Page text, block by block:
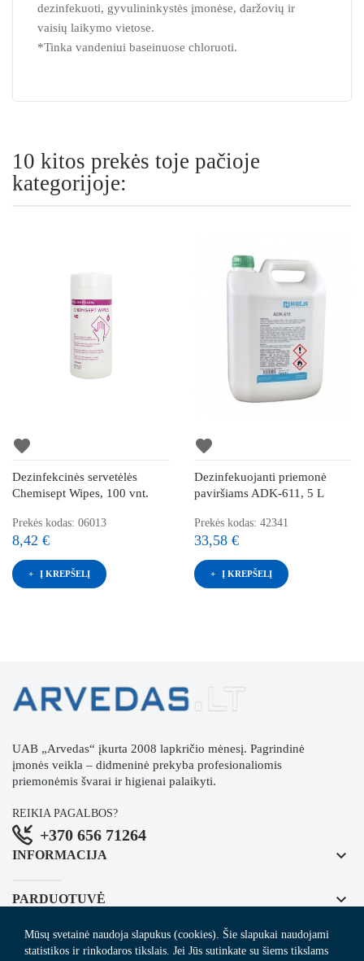
dezinfekuoti, gyvulininkystės įmonėse, daržovių ir
vaisių laikymo vietose.
*Tinka vandeniui baseinuose chloruoti.
10 kitos prekės toje pačioje
kategorijoje:
favorite
Dezinfekcinės servetėlės
Chemisept Wipes, 100 vnt.
Prekės kodas: 06013
8,42 €
Į KREPŠELĮ
favorite
Dezinfekuojanti priemonė
paviršiams ADK-611, 5 L
Prekės kodas: 42341
33,58 €
Į KREPŠELĮ
UAB „Arvedas“ įkurta 2008 lapkričio mėnesį. Pagrindinė
įmonės veikla – didmeninė prekyba profesionaliomis
priemonėmis švarai ir higienai palaikyti.
REIKIA PAGALBOS?
+370 656 71264
INFORMACIJA keyboard_arrow_down
PARDUOTUVĖ keyboard_arrow_down
REGISTRUOKITĖS NAUJIENLAIŠKIUI
Mūsų svetainė naudoja slapukus (cookies). Šie slapukai naudojami
statistikos ir rinkodaros tikslais. Jei Jūs sutinkate su šiems tikslams